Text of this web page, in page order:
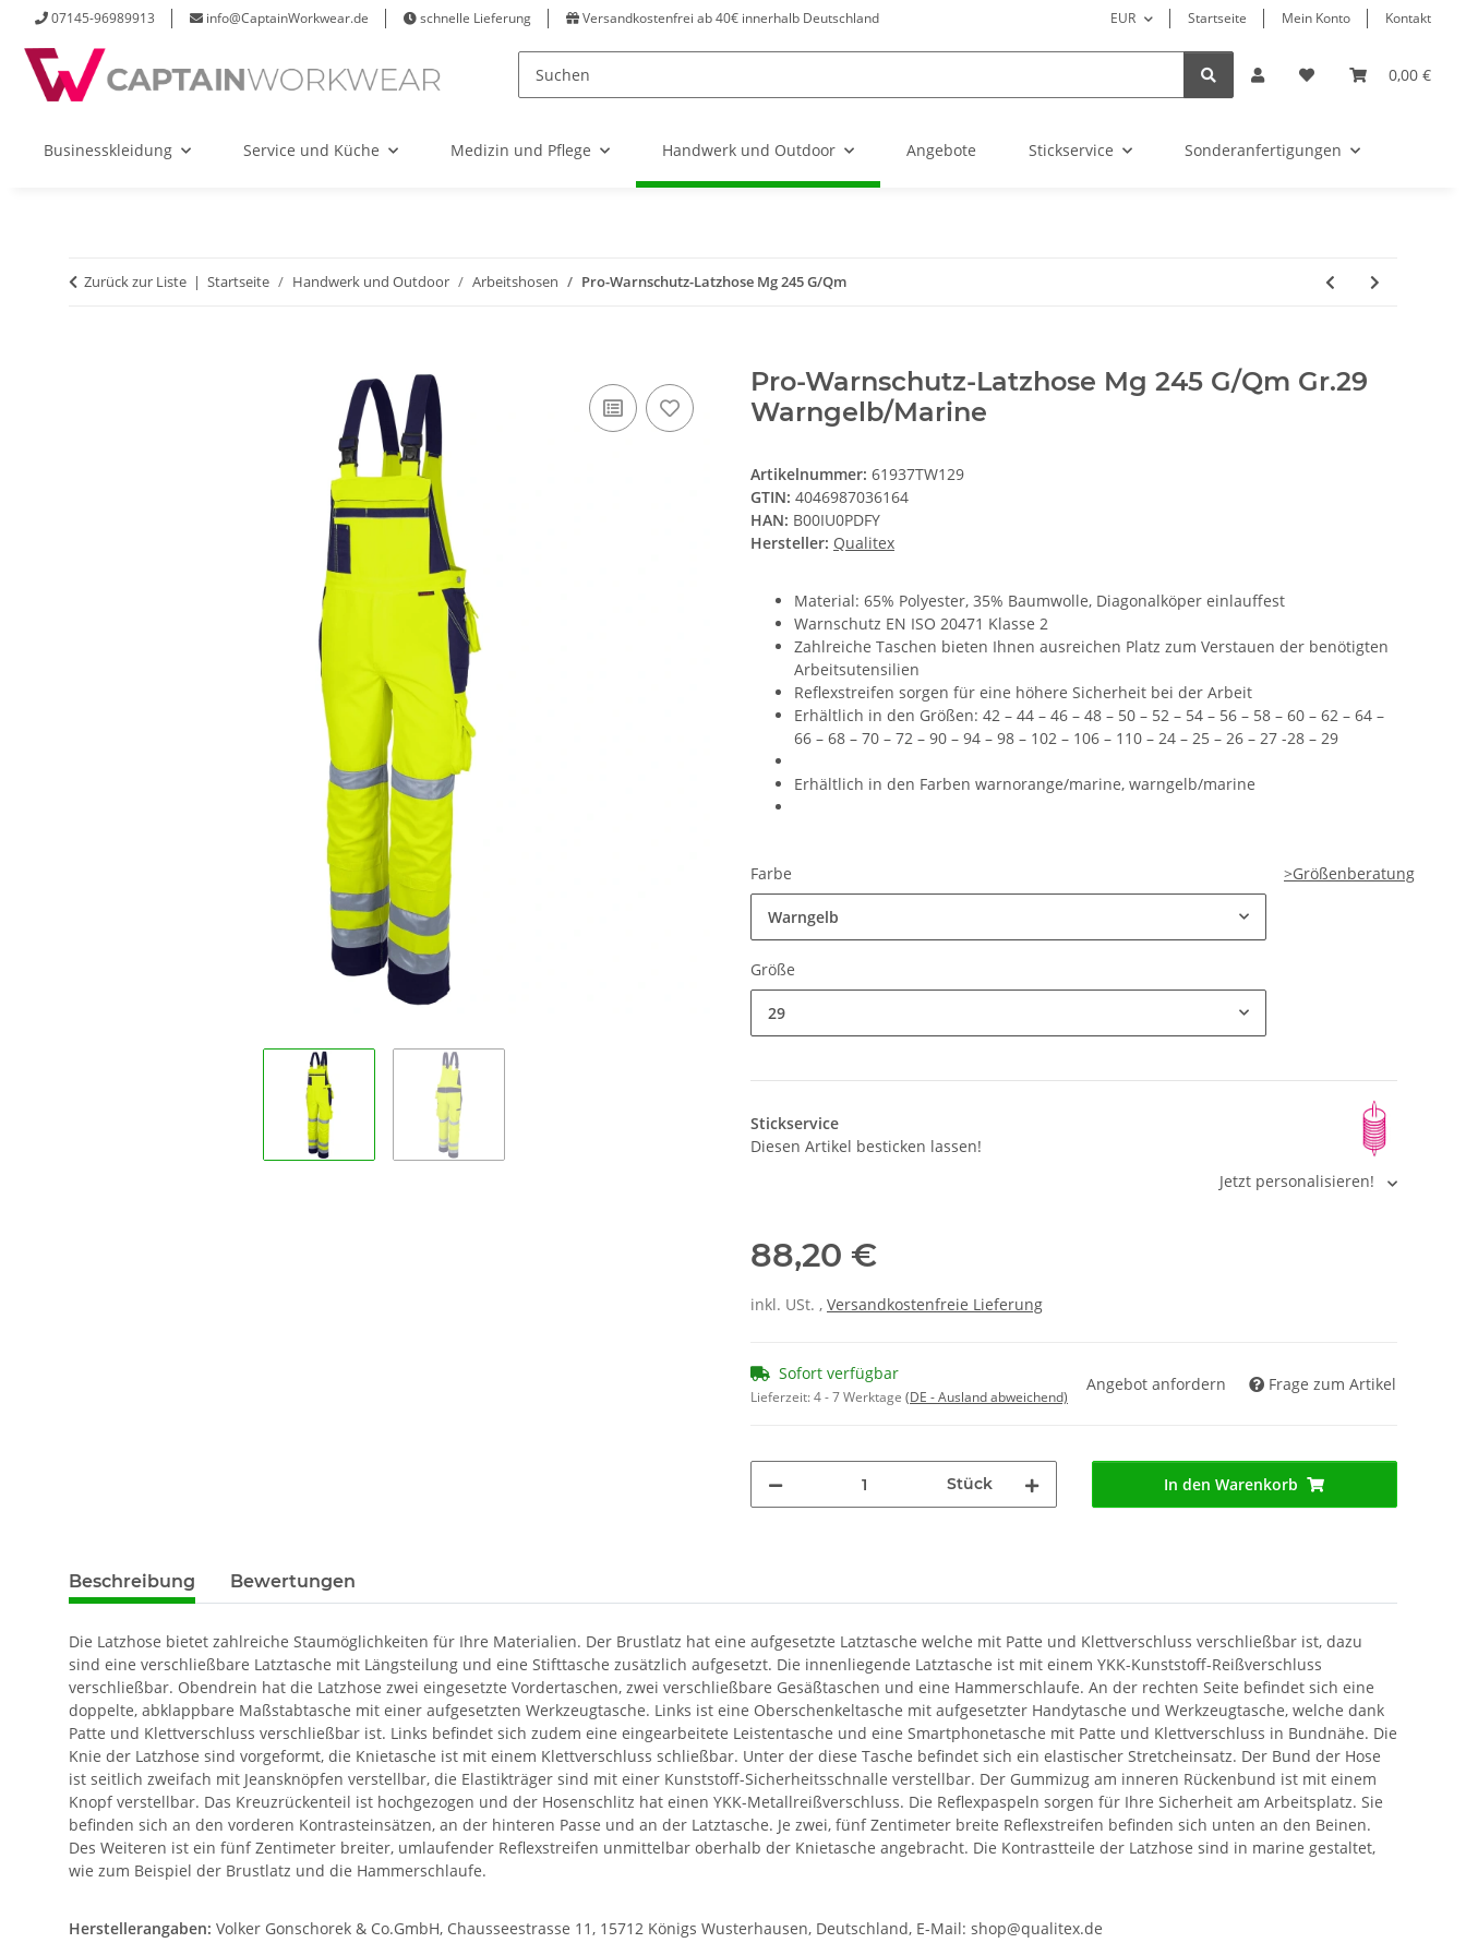
EUR Startseite Mein Konto Kontakt
07145-96989913 info@CaptainWorkwear.de schnelle Lieferung Versandkostenfrei ab 40€ innerhalb Deutschland
0,00 €
Businesskleidung Service und Küche Medizin und Pflege Handwerk und Outdoor Angebote Stickservice Sonderanfertigungen
Zurück zur Liste Startseite Handwerk und Outdoor Arbeitshosen Pro-Warnschutz-Latzhose Mg 245 G/Qm
Pro-Warnschutz-Latzhose Mg 245 G/Qm Gr.29
Warngelb/Marine
Artikelnummer: 61937TW129
GTIN: 4046987036164
HAN: B00IU0PDFY
Hersteller: Qualitex
Material: 65% Polyester, 35% Baumwolle, Diagonalköper einlauffest
Warnschutz EN ISO 20471 Klasse 2
Zahlreiche Taschen bieten Ihnen ausreichen Platz zum Verstauen der benötigten
Arbeitsutensilien
Reflexstreifen sorgen für eine höhere Sicherheit bei der Arbeit
Erhältlich in den Größen: 42 – 44 – 46 – 48 – 50 – 52 – 54 – 56 – 58 – 60 – 62 – 64 –
66 – 68 – 70 – 72 – 90 – 94 – 98 – 102 – 106 – 110 – 24 – 25 – 26 – 27 -28 – 29
Erhältlich in den Farben warnorange/marine, warngelb/marine
Farbe
Warngelb
Größe
29
>Größenberatung
Stickservice
Diesen Artikel besticken lassen!
Jetzt personalisieren!
88,20 €
inkl. USt. , Versandkostenfreie Lieferung
Sofort verfügbar
Lieferzeit:4 - 7 Werktage (DE - Ausland abweichend)
Angebot anfordern Frage zum Artikel
Stück In den Warenkorb
Beschreibung Bewertungen
Die Latzhose bietet zahlreiche Staumöglichkeiten für Ihre Materialien. Der Brustlatz hat eine aufgesetzte Latztasche welche mit Patte und Klettverschluss verschließbar ist, dazu
sind eine verschließbare Latztasche mit Längsteilung und eine Stifttasche zusätzlich aufgesetzt. Die innenliegende Latztasche ist mit einem YKK-Kunststoff-Reißverschluss
verschließbar. Obendrein hat die Latzhose zwei eingesetzte Vordertaschen, zwei verschließbare Gesäßtaschen und eine Hammerschlaufe. An der rechten Seite befindet sich eine
doppelte, abklappbare Maßstabtasche mit einer aufgesetzten Werkzeugtasche. Links ist eine Oberschenkeltasche mit aufgesetzter Handytasche und Werkzeugtasche, welche dank
Patte und Klettverschluss verschließbar ist. Links befindet sich zudem eine eingearbeitete Leistentasche und eine Smartphonetasche mit Patte und Klettverschluss in Bundnähe. Die
Knie der Latzhose sind vorgeformt, die Knietasche ist mit einem Klettverschluss schließbar. Unter der diese Tasche befindet sich ein elastischer Stretcheinsatz. Der Bund der Hose
ist seitlich zweifach mit Jeansknöpfen verstellbar, die Elastikträger sind mit einer Kunststoff-Sicherheitsschnalle verstellbar. Der Gummizug am inneren Rückenbund ist mit einem
Knopf verstellbar. Das Kreuzrückenteil ist hochgezogen und der Hosenschlitz hat einen YKK-Metallreißverschluss. Die Reflexpaspeln sorgen für Ihre Sicherheit am Arbeitsplatz. Sie
befinden sich an den vorderen Kontrasteinsätzen, an der hinteren Passe und an der Latztasche. Je zwei, fünf Zentimeter breite Reflexstreifen befinden sich unten an den Beinen.
Des Weiteren ist ein fünf Zentimeter breiter, umlaufender Reflexstreifen unmittelbar oberhalb der Knietasche angebracht. Die Kontrastteile der Latzhose sind in marine gestaltet,
wie zum Beispiel der Brustlatz und die Hammerschlaufe.
Herstellerangaben: Volker Gonschorek & Co.GmbH, Chausseestrasse 11, 15712 Königs Wusterhausen, Deutschland, E-Mail: shop@qualitex.de